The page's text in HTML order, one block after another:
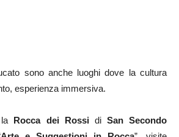
sono anche luoghi dove la cultura
esperienza immersiva.
la Rocca dei Rossidi San Secondo